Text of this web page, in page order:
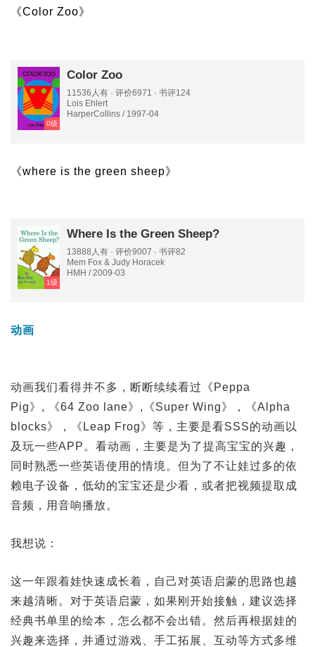
《Color Zoo》
0级
Color Zoo
11536人有 · 评价6971 · 书评124
Lois Ehlert
HarperCollins / 1997-04
《where is the green sheep》
1级
Where Is the Green Sheep?
13888人有 · 评价9007 · 书评82
Mem Fox & Judy Horacek
HMH / 2009-03
动画
动画我们看得并不多，断断续续看过《Peppa
Pig》, 《64 Zoo lane》,《Super Wing》，《Alpha
blocks》，《Leap Frog》等，主要是看SSS的动画以
及玩一些APP。看动画，主要是为了提高宝宝的兴趣，
同时熟悉一些英语使用的情境。但为了不让娃过多的依
赖电子设备，低幼的宝宝还是少看，或者把视频提取成
音频，用音响播放。
我想说：
这一年跟着娃快速成长着，自己对英语启蒙的思路也越
来越清晰。对于英语启蒙，如果刚开始接触，建议选择
经典书单里的绘本，怎么都不会出错。然后再根据娃的
兴趣来选择，并通过游戏、手工拓展、互动等方式多维